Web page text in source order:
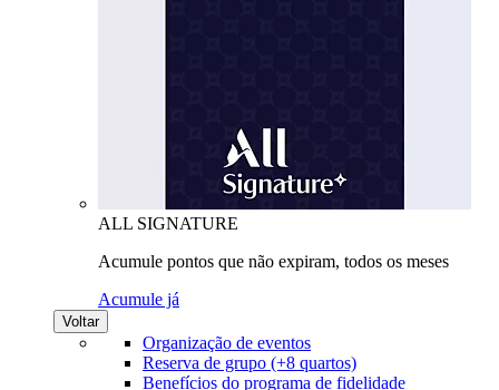
ALL SIGNATURE
Acumule pontos que não expiram, todos os meses
Acumule já
Voltar
Organização de eventos
Reserva de grupo (+8 quartos)
Benefícios do programa de fidelidade